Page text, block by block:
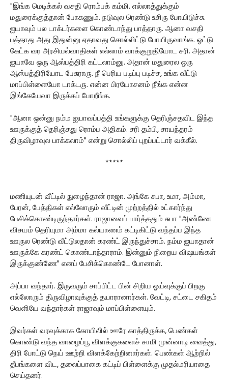
"இங்க மெடிக்கல் வசதி ரொம்பக் கம்மி. எல்லாத்துக்கும்
மதுரைக்குத்தான் போகணும். நடுவுல ரெண்டு உசிரு போயிடுச்சு.
ஐயாவும் பல டாக்டர்களை கொண்டாந்து பாத்தாரு. ஆனா வசதி
பத்தாது அது இதுன்னு ஏதாவது சொல்லிட்டு போயிருவாங்க. ஓட்டு
கேட்க வர அரசியல்வாதிகள் எல்லாம் வாக்குறுதியோட சரி. அதான்
ஐயாவே ஒரு ஆஸ்பத்திரி கட்டலாம்னு. அதான் மதுரைல ஒரு
ஆஸ்பத்திரியோட பேசுராரு. நீ பெரிய படிப்பு படிச்ச, உங்க வீட்டு
மாப்பிள்ளையோ டாக்டரு. என்ன பிரயோசனம் நீங்க என்ன
இங்கேயேவா இருக்கப் போறீங்க.
"ஆனா ஒன்னு நம்ம ஐயாவப்பத்தி உங்களுக்கு தெரிஞ்சதவிட இந்த
ஊருக்குத் தெரிஞ்சது ரொம்ப அதிகம். சரி தம்பி, சாயந்தரம்
திருவிழாவுல பாக்கலாம்" என்று சொல்லிப் புறப்பட்டார் வக்கீல்.
*****
மணியுடன் வீட்டில் நுழைந்தான் ராஜா. அங்கே சுபா, உமா, அம்மா,
பேரன், பேத்திகள் எல்லோரும் வீட்டின் முற்றத்தில் உட்கார்ந்து
பேசிக்கொண்டிருந்தார்கள். ராஜாவைப் பார்த்ததும் சுபா "அண்ணே
விசயம் தெரியுமா அம்மா கல்யாணம் கட்டிகிட்டு வந்தப்ப இந்த
ஊருல ரெண்டு வீட்டுலதான் கரண்ட் இருந்துச்சாம். நம்ம ஐயாதான்
ஊருக்கே கரண்ட் கொண்டாந்தாராம். இன்னும் நிறைய விஷயங்கள்
இருக்குண்ணே" எனப் பேசிக்கொண்டே போனாள்.
அப்பா வந்தார். இருவரும் சாப்பிட்ட பின் சிறிய ஓய்வுக்குப் பிறகு
எல்லோரும் திருவிழாவுக்குத் தயாரானார்கள். வேட்டி, சட்டை சகிதம்
வெளியே வந்தார்கள் ராஜாவும் மாப்பிள்ளையும்.
இவர்கள் வரவுக்காக கோயிலில் ஊரே காத்திருக்க, பெண்கள்
கொண்டு வந்த வாழைப்பூ விளக்குகளைச் சாமி முன்னாடி வைத்து,
திரி போட்டு நெய் ஊற்றி விளக்கேற்றினார்கள். பெண்கள் ஆற்றில்
தீபங்களை விட, தலைப்பாகை கட்டிப் பிள்ளைக்கு முதல்மரியாதை
செய்தனர்.